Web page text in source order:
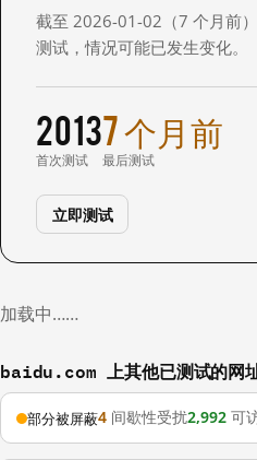
截至 2026-01-02（7 个月前
测试，情况可能已发生变化。
2013
首次测试
7 个月前
最后测试
立即测试
加载中……
baidu.com 上其他已测试的网
部分被屏蔽4 间歇性受扰2,992 可